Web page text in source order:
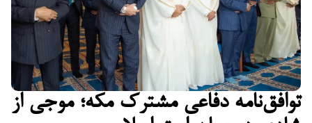
توافق‌نامه دفاعی مشترک مکه؛ موجی از